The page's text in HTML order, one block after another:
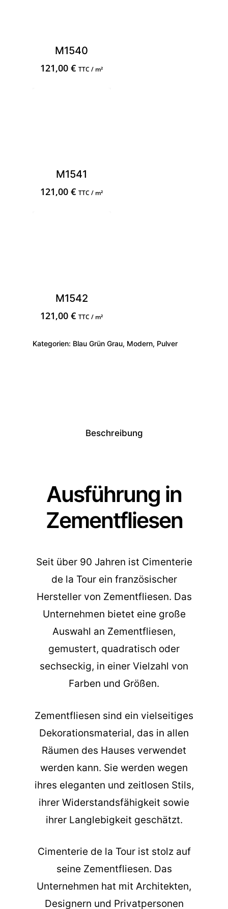
M1540
121,00€ TTC / m²
M1541
121,00€ TTC / m²
M1542
121,00€ TTC / m²
Kategorien: Blau Grün Grau, Modern, Pulver
Beschreibung
Ausführung in
Zementfliesen
Seit über 90 Jahren ist Cimenterie
de la Tour ein französischer
Hersteller von Zementfliesen. Das
Unternehmen bietet eine große
Auswahl an Zementfliesen,
gemustert, quadratisch oder
sechseckig, in einer Vielzahl von
Farben und Größen.
Zementfliesen sind ein vielseitiges
Dekorationsmaterial, das in allen
Räumen des Hauses verwendet
werden kann. Sie werden wegen
ihres eleganten und zeitlosen Stils,
ihrer Widerstandsfähigkeit sowie
ihrer Langlebigkeit geschätzt.
Cimenterie de la Tour ist stolz auf
seine Zementfliesen. Das
Unternehmen hat mit Architekten,
Designern und Privatpersonen